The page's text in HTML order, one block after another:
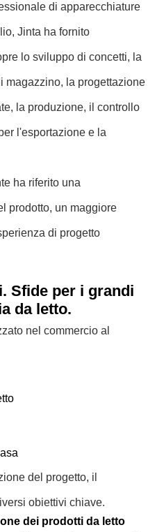
di apparecchiature
Jinta ha fornito
lo sviluppo di concetti, la
magazzino, la progettazione
la produzione, il controllo
l'esportazione e la
ha riferito una
prodotto, un maggiore
di progetto
Sfide per i grandi
da letto.
nel commercio al
del progetto, il
obiettivi chiave.
dei prodotti da letto